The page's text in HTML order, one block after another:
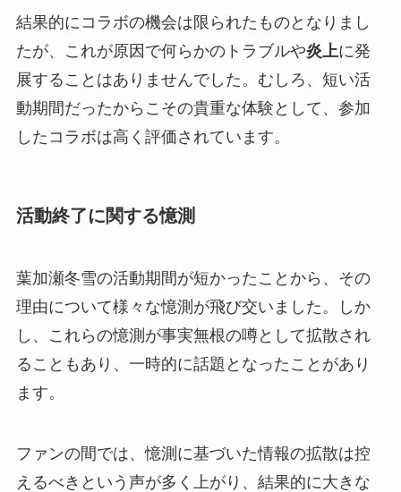
結果的にコラボの機会は限られたものとなりまし
たが、これが原因で何らかのトラブルや炎上に発
展することはありませんでした。むしろ、短い活
動期間だったからこその貴重な体験として、参加
したコラボは高く評価されています。
活動終了に関する憶測
葉加瀬冬雪の活動期間が短かったことから、その
理由について様々な憶測が飛び交いました。しか
し、これらの憶測が事実無根の噂として拡散され
ることもあり、一時的に話題となったことがあり
ます。
ファンの間では、憶測に基づいた情報の拡散は控
えるべきという声が多く上がり、結果的に大きな